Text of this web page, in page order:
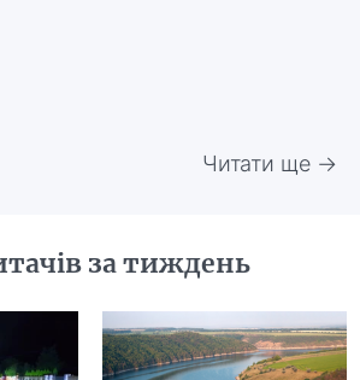
Читати ще →
за тиждень